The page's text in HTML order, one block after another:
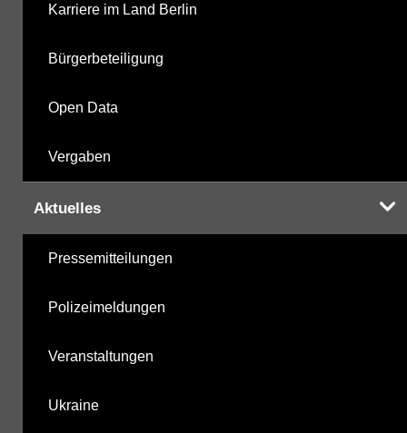
Karriere im Land Berlin
Bürgerbeteiligung
Open Data
Vergaben
Aktuelles
Pressemitteilungen
Polizeimeldungen
Veranstaltungen
Ukraine